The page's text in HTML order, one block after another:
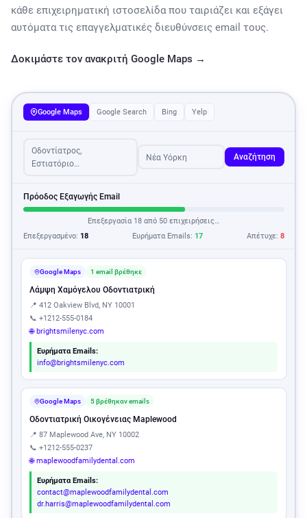
κάθε επιχειρηματική ιστοσελίδα που ταιριάζει και εξάγει
αυτόματα τις επαγγελματικές διευθύνσεις email τους.
Δοκιμάστε τον ανακριτή Google Maps →
Google Maps Google Search Bing Yelp
Οδοντίατρος,
Εστιατόριο…
Νέα Υόρκη Αναζήτηση
Πρόοδος Εξαγωγής Email
Επεξεργασία 18 από 50 επιχειρήσεις…
Επεξεργασμένο: 18 Ευρήματα Emails: 17 Απέτυχε: 8
Google Maps 1 email βρέθηκε
Λάμψη Χαμόγελου Οδοντιατρική
📍 412 Oakview Blvd, NY 10001
📞 +1212-555-0184
🌐 brightsmilenyc.com
Ευρήματα Emails:
info@brightsmilenyc.com
Google Maps 5 βρέθηκαν emails
Οδοντιατρική Οικογένειας Maplewood
📍 87 Maplewood Ave, NY 10002
📞 +1212-555-0237
🌐 maplewoodfamilydental.com
Ευρήματα Emails:
contact@maplewoodfamilydental.com
dr.harris@maplewoodfamilydental.com